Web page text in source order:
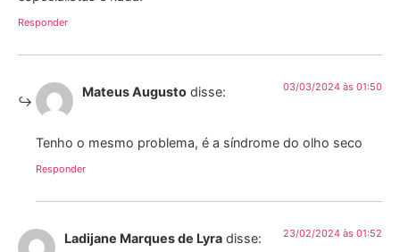
Responder
Mateus Augusto disse: 03/03/2024 às 01:50
Tenho o mesmo problema, é a síndrome do olho seco
Responder
Ladijane Marques de Lyra disse: 23/02/2024 às 01:52